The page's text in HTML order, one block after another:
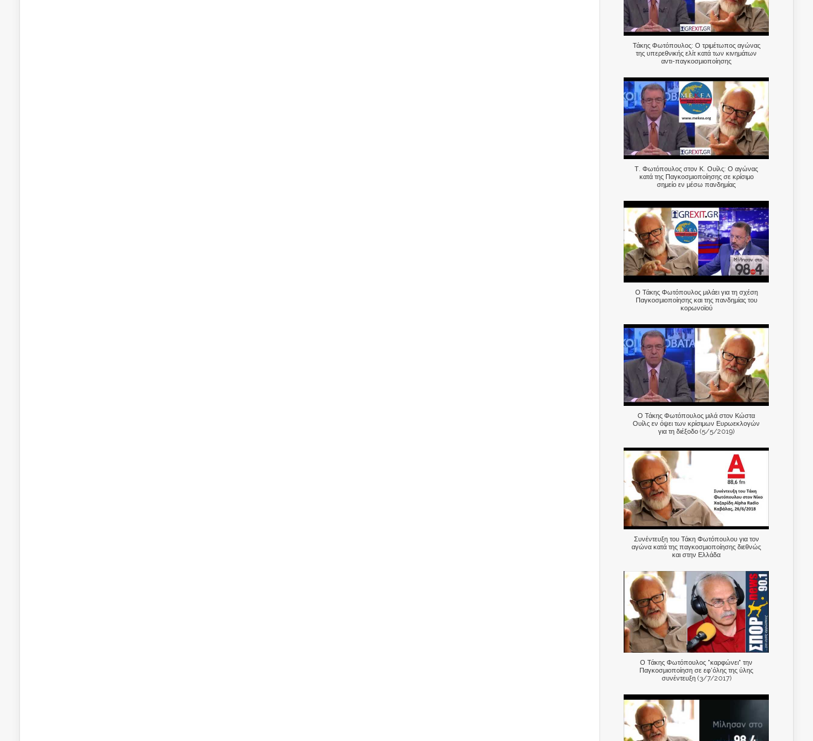
Τάκης Φωτόπουλος: Ο τριμέτωπος αγώνας
της υπερεθνικής ελίτ κατά των κινημάτων
αντι-παγκοσμιοποίησης
Τ. Φωτόπουλος στον Κ. Ουίλς: Ο αγώνας
κατά της Παγκοσμιοποίησης σε κρίσιμο
σημείο εν μέσω πανδημίας
Ο Τάκης Φωτόπουλος μιλάει για τη σχέση
Παγκοσμιοποίησης και της πανδημίας του
κορωνοϊού
Ο Τάκης Φωτόπουλος μιλά στον Κώστα
Ουίλς εν όψει των κρίσιμων Ευρωεκλογών
για τη διέξοδο (5/5/2019)
Συνέντευξη του Τάκη Φωτόπουλου για τον
αγώνα κατά της παγκοσμιοποίησης διεθνώς
και στην Ελλάδα
Ο Τάκης Φωτόπουλος "καρφώνει" την
Παγκοσμιοποίηση σε εφ'όλης της ύλης
συνέντευξη (3/7/2017)